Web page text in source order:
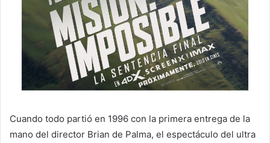
Cuando todo partió en 1996 con la primera entrega de la
mano del director Brian de Palma, el espectáculo del ultra